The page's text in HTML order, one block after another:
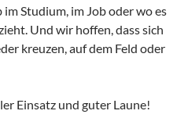
Studium, im Job oder wo es
Und wir hoffen, dass sich
kreuzen, auf dem Feld oder
Einsatz und guter Laune!